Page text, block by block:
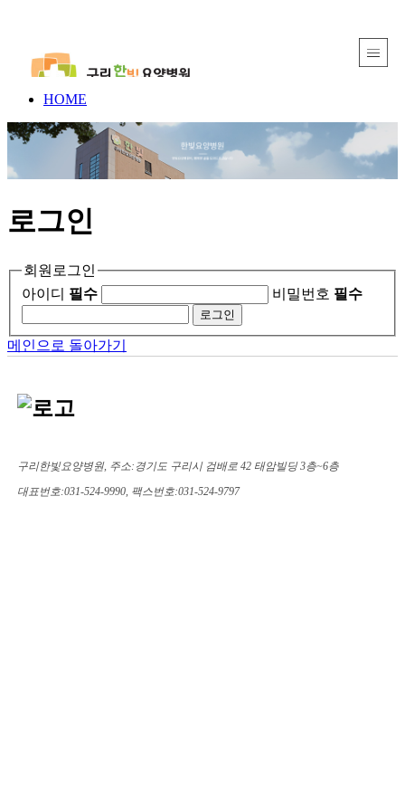
HOME
로그인
회원로그인
아이디 필수 비밀번호 필수
메인으로 돌아가기
구리한빛요양병원, 주소:경기도 구리시 검배로 42 태암빌딩 3층~6층
대표번호:031-524-9990, 팩스번호:031-524-9797